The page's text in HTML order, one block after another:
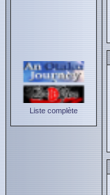
Liste complète